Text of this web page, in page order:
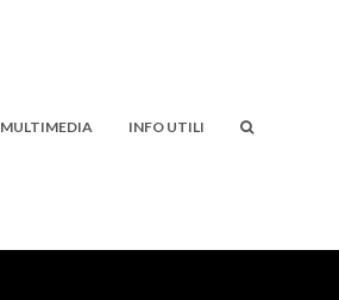
MULTIMEDIA INFO UTILI